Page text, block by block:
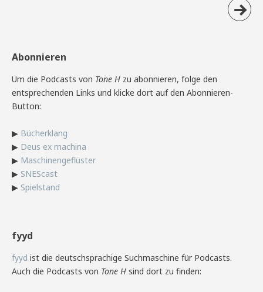
Abonnieren
Um die Podcasts von Tone H zu abonnieren, folge den
entsprechenden Links und klicke dort auf den Abonnieren-
Button:
▶ Bücherklang
▶ Deus ex machina
▶ Maschinengeflüster
▶ SNEScast
▶ Spielstand
fyyd
fyyd ist die deutschsprachige Suchmaschine für Podcasts.
Auch die Podcasts von Tone H sind dort zu finden: